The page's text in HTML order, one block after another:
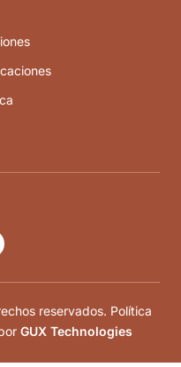
reservados. Política
GUX Technologies